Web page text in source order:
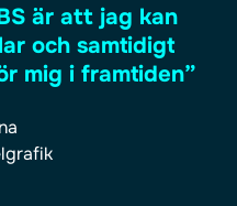
är att jag kan
och samtidigt
mig i framtiden